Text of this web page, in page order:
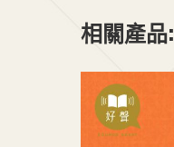
相關產品: